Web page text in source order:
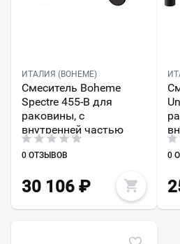
ИТАЛИЯ (BOHEME)
Смеситель Boheme
Spectre 455-B для
раковины, с
внутренней частью
0 ОТЗЫВОВ
30 106 ₽
0